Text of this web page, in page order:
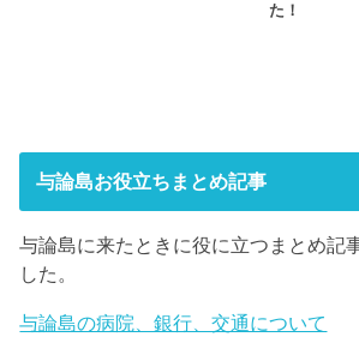
た！
与論島お役立ちまとめ記事
与論島に来たときに役に立つまとめ記
した。
与論島の病院、銀行、交通について